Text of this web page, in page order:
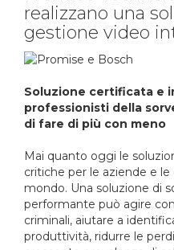
realizzano una
gestione video
Soluzione certificata e
professionisti della
di fare di più con meno
Mai quanto oggi le
critiche per le aziende e
mondo. Una soluzione di
performante può agire
criminali, aiutare a
produttività, ridurre le